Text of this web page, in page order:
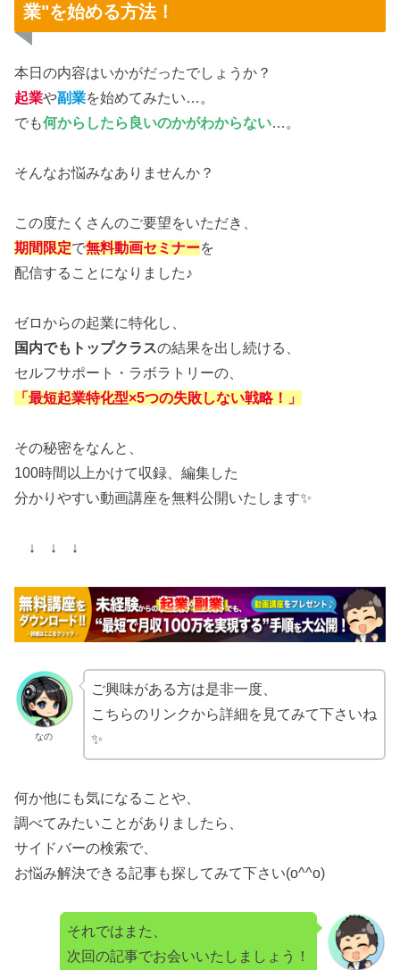
業"を始める方法！
本日の内容はいかがだったでしょうか？
起業や副業を始めてみたい…。
でも何からしたら良いのかがわからない…。
そんなお悩みなありませんか？
この度たくさんのご要望をいただき、
期間限定で無料動画セミナーを
配信することになりました♪
ゼロからの起業に特化し、
国内でもトップクラスの結果を出し続ける、
セルフサポート・ラボラトリーの、
「最短起業特化型×5つの失敗しない戦略！」
その秘密をなんと、
100時間以上かけて収録、編集した
分かりやすい動画講座を無料公開いたします✨
↓ ↓ ↓
なの
ご興味がある方は是非一度、
こちらのリンクから詳細を見てみて下さいね
✨
何か他にも気になることや、
調べてみたいことがありましたら、
サイドバーの検索で、
お悩み解決できる記事も探してみて下さい(o^^o)
それではまた、
次回の記事でお会いいたしましょう！